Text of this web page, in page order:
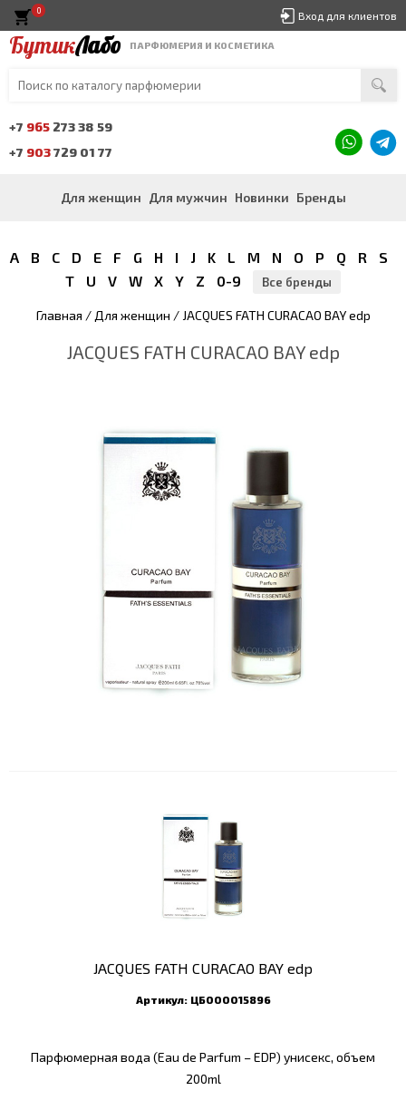
Вход для клиентов
БутикЛабо ПАРФЮМЕРИЯ И КОСМЕТИКА
+7 965 273 38 59
+7 903729 01 77
Для женщин Для мужчин Новинки Бренды
0
A B C D E F G H I J K L M N O P Q R
S
T
U V W X Y Z 0-9 Все бренды
Главная / Для женщин / JACQUES FATH CURACAO BAY edp
JACQUES FATH CURACAO BAY edp
JACQUES FATH CURACAO BAY edp
Артикул: ЦБ000015896
Парфюмерная вода (Eau de Parfum – EDP) унисекс, объем
200ml